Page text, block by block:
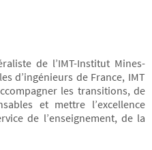
de l’IMT-Institut Mines-
d’ingénieurs de France, IMT
les transitions, de
et mettre l’excellence
de l’enseignement, de la